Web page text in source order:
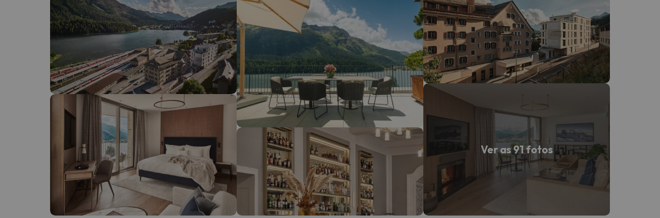
Oops, não encontramos nenhum resultado que corresponda à sua pesquisa. Tente modificar o destino.
Bem, parece que o nosso Seeker perdeu o seu caminho. Assim que encontrar a sua bússola, estará de volta.
Ver as 91 fotos